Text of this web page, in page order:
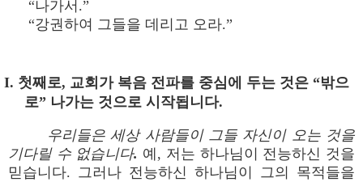
“나가서.”
“강권하여 그들을 데리고 오라.”
I. 첫째로, 교회가 복음 전파를 중심에 두는 것은 “밖으
로” 나가는 것으로 시작됩니다.
우리들은 세상 사람들이 그들 자신이 오는 것을
기다릴 수 없습니다. 예, 저는 하나님이 전능하신 것을
믿습니다. 그러나 전능하신 하나님이 그의 목적들을